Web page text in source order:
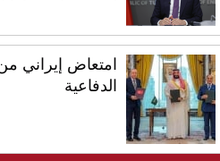
امتعاض إيراني
الدفاعية